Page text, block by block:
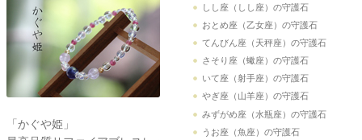
「かぐや姫」
しし座（しし座）の守護石
おとめ座（乙女座）の守護石
てんびん座（天秤座）の守護石
さそり座（蠍座）の守護石
いて座（射手座）の守護石
やぎ座（山羊座）の守護石
みずがめ座（水瓶座）の守護石
うお座（魚座）の守護石